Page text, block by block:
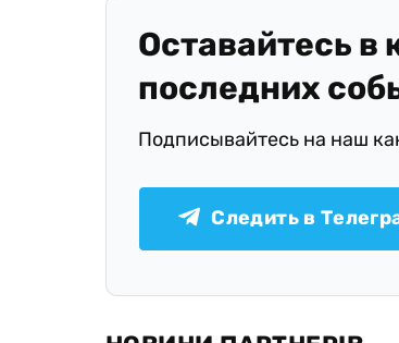
Оставайтесь в
последних
Подписывайтесь на наш
Следить в